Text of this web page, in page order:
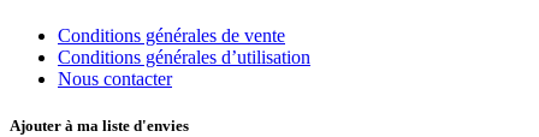
Conditions générales de vente
Conditions générales d’utilisation
Nous contacter
Ajouter à ma liste d'envies